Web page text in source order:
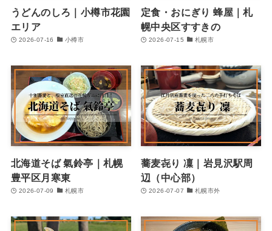
うどんのしろ｜小樽市花園
エリア
2026-07-16 小樽市
定食・おにぎり 蜂屋｜札
幌中央区すすきの
2026-07-15 札幌市
北海道そば 氣鈴亭｜札幌
豊平区月寒東
2026-07-09 札幌市
蕎麦㐂り 凜｜岩見沢駅周
辺（中心部）
2026-07-07 札幌市外